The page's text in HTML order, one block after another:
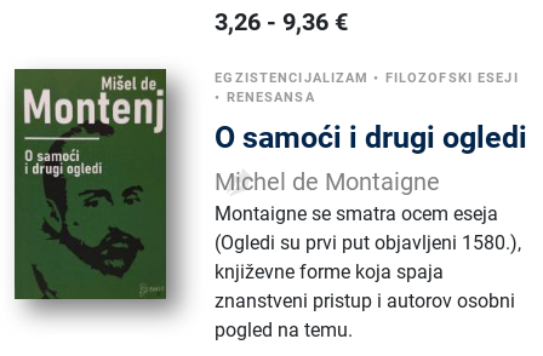
3,26 -9,36 €
EGZISTENCIJALIZAM •
FILOZOFSKI ESEJI
•
RENESANSA
O samoći i drugi ogledi
Michel de Montaigne
Montaigne se smatra ocem eseja
(Ogledi su prvi put objavljeni 1580.),
književne forme koja spaja
znanstveni pristup i autorov osobni
pogled na temu.